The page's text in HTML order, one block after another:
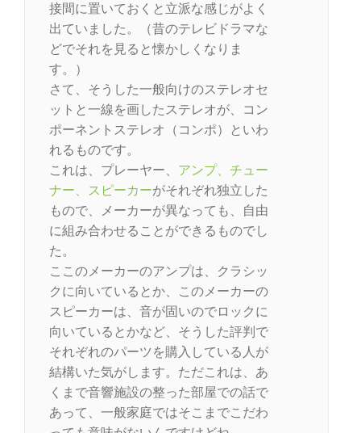
接間に置いておくと立派な感じがよく
出ていました。（昔のテレビドラマな
どでそれを見ると懐かしくなりま
す。）
さて、そうした一般向けのステレオセ
ットと一線を画したステレオが、コン
ポーネントステレオ（コンポ）といわ
れるものです。
これは、プレーヤー、 アンプ、チュー
ナー、スピーカーがそれぞれ独立した
もので、メーカーが異なっても、自由
に組み合わせることができるものでし
た。
ここのメーカーのアンプは、クラシッ
クに向いているとか、このメーカーの
スピーカーは、音が固いのでロックに
向いているとかなど、そうした評判で
それぞれのパーツを購入している人が
結構いた気がします。ただこれは、あ
くまで音響施設の整った部屋での話で
あって、一般家庭ではそこまでこだわ